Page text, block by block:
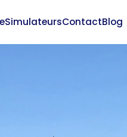
SimulateursContactBlog